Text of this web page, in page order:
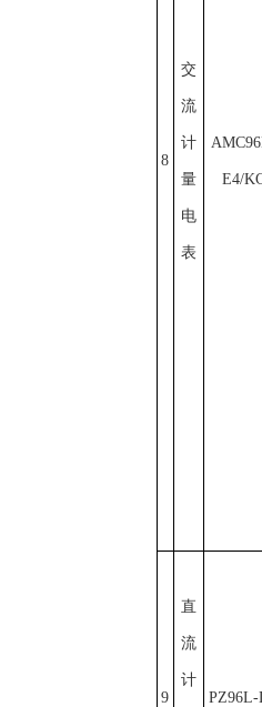
8
交
流
计
量
电
表
E4/
9
直
流
计
PZ96L-